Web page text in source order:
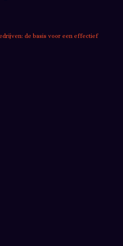
de basis voor een effectief